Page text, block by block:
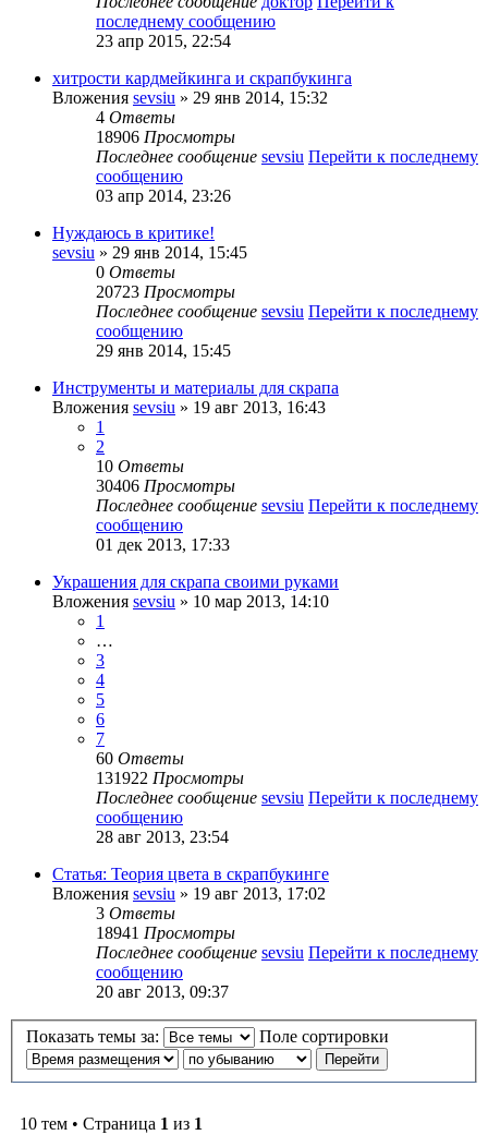
последнему сообщению
23 апр 2015, 22:54
хитрости кардмейкинга и скрапбукинга
Вложения sevsiu » 29 янв 2014, 15:32
4 Ответы
18906 Просмотры
Последнее сообщение sevsiu Перейти к последнему
сообщению
03 апр 2014, 23:26
Нуждаюсь в критике!
sevsiu » 29 янв 2014, 15:45
0 Ответы
20723 Просмотры
Последнее сообщение sevsiu Перейти к последнему
сообщению
29 янв 2014, 15:45
Инструменты и материалы для скрапа
Вложения sevsiu » 19 авг 2013, 16:43
1
2
10 Ответы
30406 Просмотры
Последнее сообщение sevsiu Перейти к последнему
сообщению
01 дек 2013, 17:33
Украшения для скрапа своими руками
Вложения sevsiu » 10 мар 2013, 14:10
1
…
3
4
5
6
7
60 Ответы
131922 Просмотры
Последнее сообщение sevsiu Перейти к последнему
сообщению
28 авг 2013, 23:54
Статья: Теория цвета в скрапбукинге
Вложения sevsiu » 19 авг 2013, 17:02
3 Ответы
18941 Просмотры
Последнее сообщение sevsiu Перейти к последнему
сообщению
20 авг 2013, 09:37
Показать темы за: Поле сортировки
10 тем • Страница 1 из 1